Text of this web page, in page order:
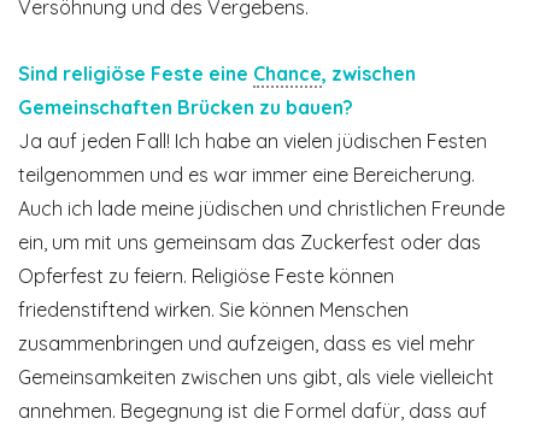
Versöhnung und des Vergebens.
Sind religiöse Feste eine Chance, zwischen
Gemeinschaften Brücken zu bauen?
Ja auf jeden Fall! Ich habe an vielen jüdischen Festen
teilgenommen und es war immer eine Bereicherung.
Auch ich lade meine jüdischen und christlichen Freunde
ein, um mit uns gemeinsam das Zuckerfest oder das
Opferfest zu feiern. Religiöse Feste können
friedenstiftend wirken. Sie können Menschen
zusammenbringen und aufzeigen, dass es viel mehr
Gemeinsamkeiten zwischen uns gibt, als viele vielleicht
annehmen. Begegnung ist die Formel dafür, dass auf